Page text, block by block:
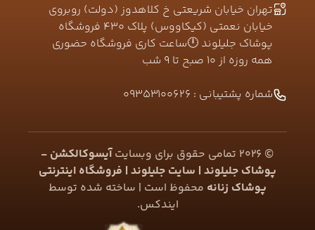
تهران خیابان شریعتی خ کلاهدوز (دولت) روبروی
خیابان نعمتی (کیکاووس) پلاک ۴۳۰ فروشگاه
پوشاک جلیلوند 🕛ساعت کاری فروشگاه حضوری
همه روزه از ۱۰ صبح تا ۹ شب
شماره پشتیبانی : 09353100626
©
2026 تمامی حقوق برای وبسایتآیسوکالکشن -
پوشاک جلیلوند | سایت جلیلوند | فروشگاه اینترنتی
پوشاک زنانه محفوظ است | ساخته شده توسط
ایندکس.